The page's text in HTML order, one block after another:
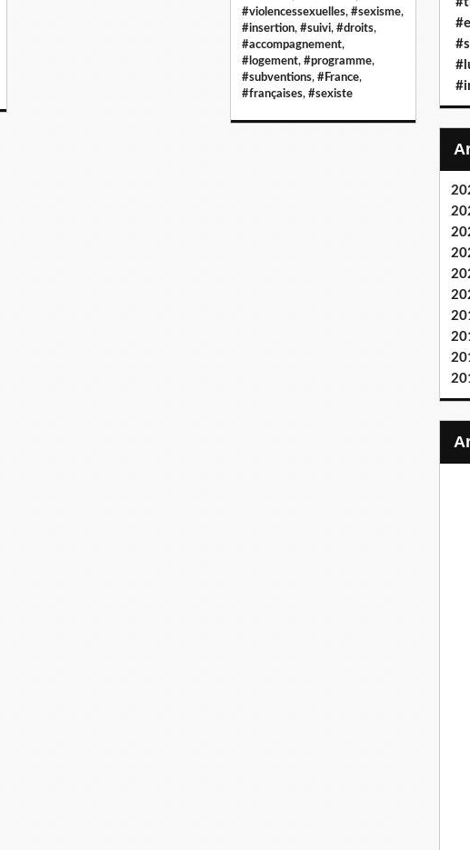
#violencessexuelles, #sexisme,
#insertion, #suivi, #droits,
#accompagnement,
#logement, #programme,
#subventions, #France,
#françaises, #sexiste